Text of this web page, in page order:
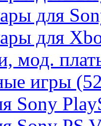
для
для
мод.
игры
Sony